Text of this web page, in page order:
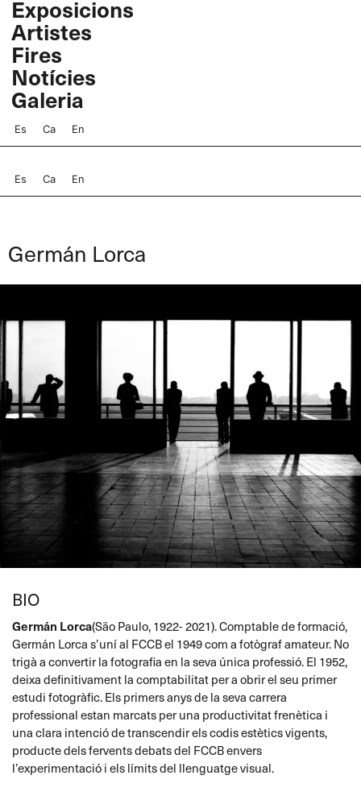
Vés
contingut
Exposicions
Artistes
Fires
Notícies
Galeria
Es Ca En
Es Ca En
Germán Lorca
BIO
Germán Lorca(São Paulo, 1922- 2021). Comptable de formació,
Germán Lorca s’uní al FCCB el 1949 com a fotògraf amateur. No
trigà a convertir la fotografia en la seva única professió. El 1952,
deixa definitivament la comptabilitat per a obrir el seu primer
estudi fotogràfic. Els primers anys de la seva carrera
professional estan marcats per una productivitat frenètica i
una clara intenció de transcendir els codis estètics vigents,
producte dels fervents debats del FCCB envers
l’experimentació i els límits del llenguatge visual.